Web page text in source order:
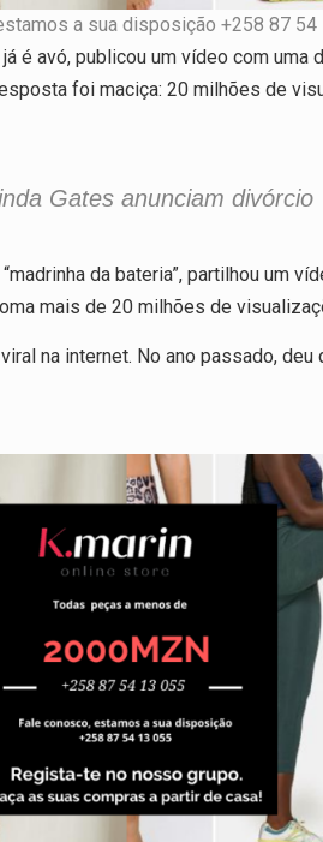
a sua disposição +258 87 54
é avó, publicou um vídeo com
foi maciça: 20 milhões de
Gates anunciam divórcio
da bateria”, partilhou um
mais de 20 milhões de
na internet. No ano passado,